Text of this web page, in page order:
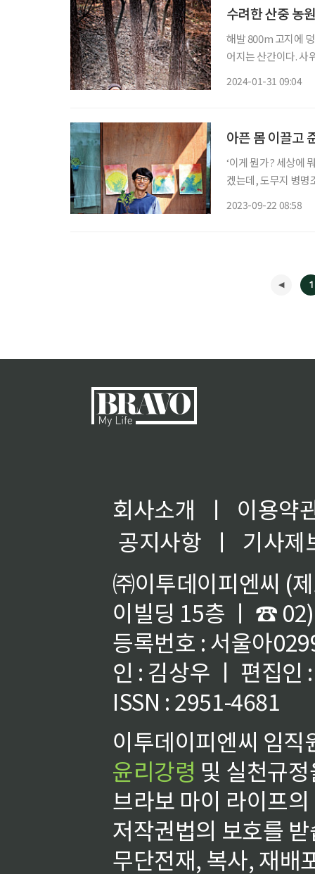
수려한 산중 농
해발 800m 고지에
어지는 산간이다. 사
2024-01-31 09:04
아픈 몸 이끌고
‘이게 뭔가? 세상에
겠는데, 도무지 병명
2023-09-22 08:58
1
회사소개 ㅣ
이용약
공지사항
ㅣ
기사제
㈜이투데이피엔씨 (
이빌딩 15층 ㅣ ☎
등록번호 : 서울아
인 : 김상우 ㅣ 편집인
ISSN : 2951-4681
이투데이피엔씨 임
윤리강령 및 실천규
브라보 마이 라이프
저작권법의 보호를
무단전재, 복사, 재배